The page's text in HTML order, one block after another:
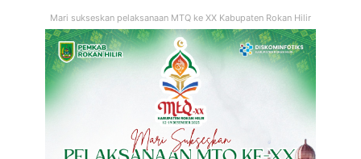
Mari sukseskan pelaksanaan MTQ ke XX Kabupaten Rokan Hilir